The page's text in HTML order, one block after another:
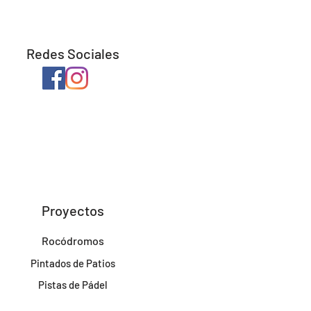
Redes Sociales
Proyectos
Rocódromos
Pintados de Patios
Pistas de Pádel